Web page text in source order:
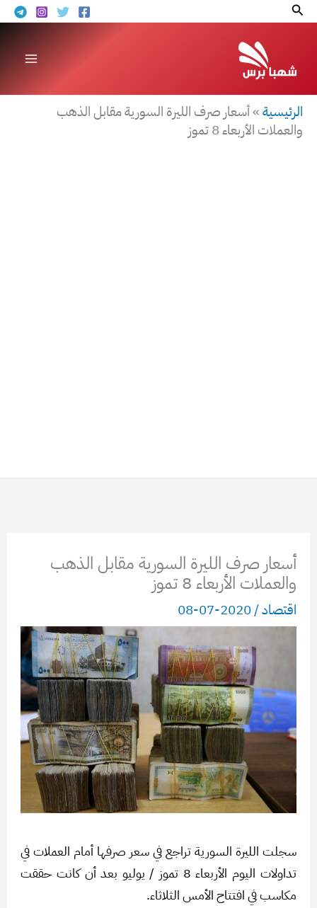
تخطيالبحث
الرئيسية»أسعار صرف الليرة السورية مقابل الذهب
والعملات الأربعاء 8 تموز
أسعار صرف الليرة السورية مقابل الذهب
والعملات الأربعاء 8 تموز
اقتصاد/
2020-07-08
سجلت الليرة السورية تراجع في سعر صرفها أمام العملات في
تداولات اليوم الأربعاء 8 تموز / يوليو بعد أن كانت حققت
مكاسب في افتتاح الأمس الثلاثاء.